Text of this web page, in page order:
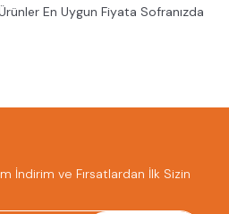
En Uygun Fiyata Sofranızda
İndirim ve Fırsatlardan İlk Sizin